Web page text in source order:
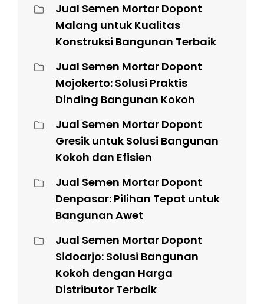
Jual Semen Mortar Dopont
Malang untuk Kualitas
Konstruksi Bangunan Terbaik
Jual Semen Mortar Dopont
Mojokerto: Solusi Praktis
Dinding Bangunan Kokoh
Jual Semen Mortar Dopont
Gresik untuk Solusi Bangunan
Kokoh dan Efisien
Jual Semen Mortar Dopont
Denpasar: Pilihan Tepat untuk
Bangunan Awet
Jual Semen Mortar Dopont
Sidoarjo: Solusi Bangunan
Kokoh dengan Harga
Distributor Terbaik